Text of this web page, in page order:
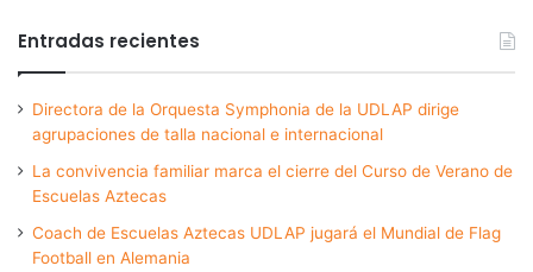
Entradas recientes
Directora de la Orquesta Symphonia de la UDLAP dirige
agrupaciones de talla nacional e internacional
La convivencia familiar marca el cierre del Curso de Verano de
Escuelas Aztecas
Coach de Escuelas Aztecas UDLAP jugará el Mundial de Flag
Football en Alemania